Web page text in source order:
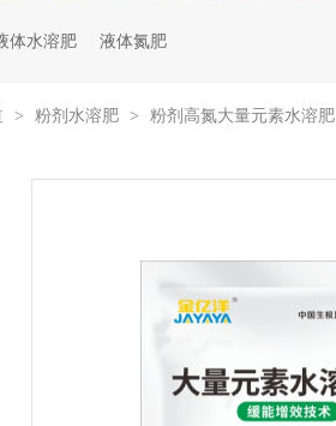
体水溶肥 液体氮肥
> 粉剂水溶肥 > 粉剂高氮大量元素水溶肥